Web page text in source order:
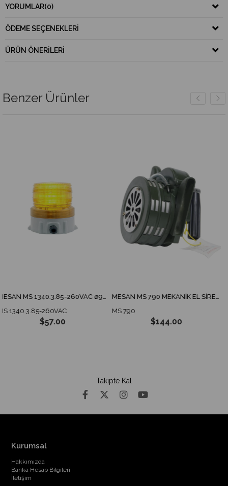
YORUMLAR(0)
ÖDEME SEÇENEKLERI
ÜRÜN ÖNERILERI
Benzer Ürünler
MESAN MS 1340.3.85-260VAC ø90 ENDÜSTRİYEL İKAZ LAMBA TABAN MONTAJ
260VAC
$57.00
MESAN MS 790 MEKANİK EL SİRENİ
MS 790
$144.00
Takipte Kal
Kurumsal
Hakkımızda
Banka Hesap Bilgileri
İletişim